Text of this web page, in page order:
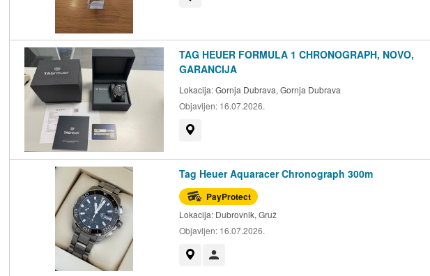
TAG HEUER FORMULA 1 CHRONOGRAPH, NOVO,
GARANCIJA
Lokacija:Gornja Dubrava, Gornja Dubrava
Objavljen: 16.07.2026.
Tag Heuer Aquaracer Chronograph 300m
PayProtect
Lokacija: Dubrovnik, Gruž
Objavljen: 16.07.2026.